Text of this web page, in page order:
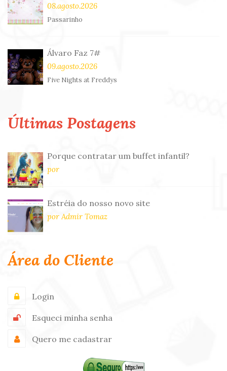
08.agosto.2026
Passarinho
Álvaro Faz 7#
09.agosto.2026
Five Nights at Freddys
Últimas Postagens
Porque contratar um buffet infantil?
por
Estréia do nosso novo site
por Admir Tomaz
Área do Cliente
Login
Esqueci minha senha
Quero me cadastrar